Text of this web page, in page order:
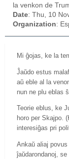
la venkon de
Date: Thu, 10
Organization:
Mi ĝojas, ke la
Ĵaŭdo estus
aŭ eble al la
nun ne plu eblas
Teorie eblus, ke
horo per Skajpo.
interesiĝas pri
Ankaŭ aliaj
ĵaŭdarondanoj,